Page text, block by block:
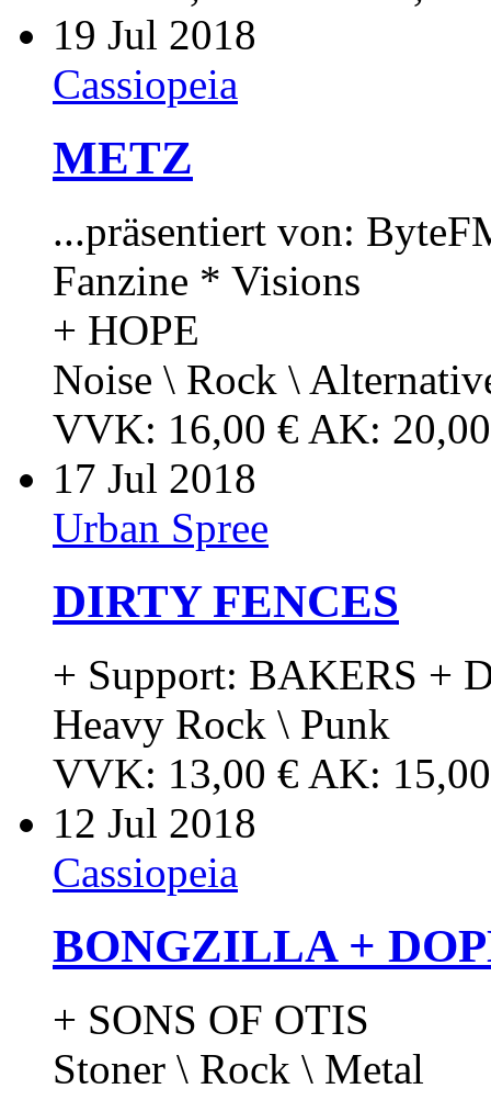
19 Jul 2018
Cassiopeia
METZ
...präsentiert von:
Fanzine * Visions
+ HOPE
Noise \ Rock \
VVK: 16,00 € AK:
17 Jul 2018
Urban Spree
DIRTY FENCES
+ Support: BAKERS +
Heavy Rock \ Punk
VVK: 13,00 € AK:
12 Jul 2018
Cassiopeia
BONGZILLA +
+ SONS OF OTIS
Stoner \ Rock \ Metal